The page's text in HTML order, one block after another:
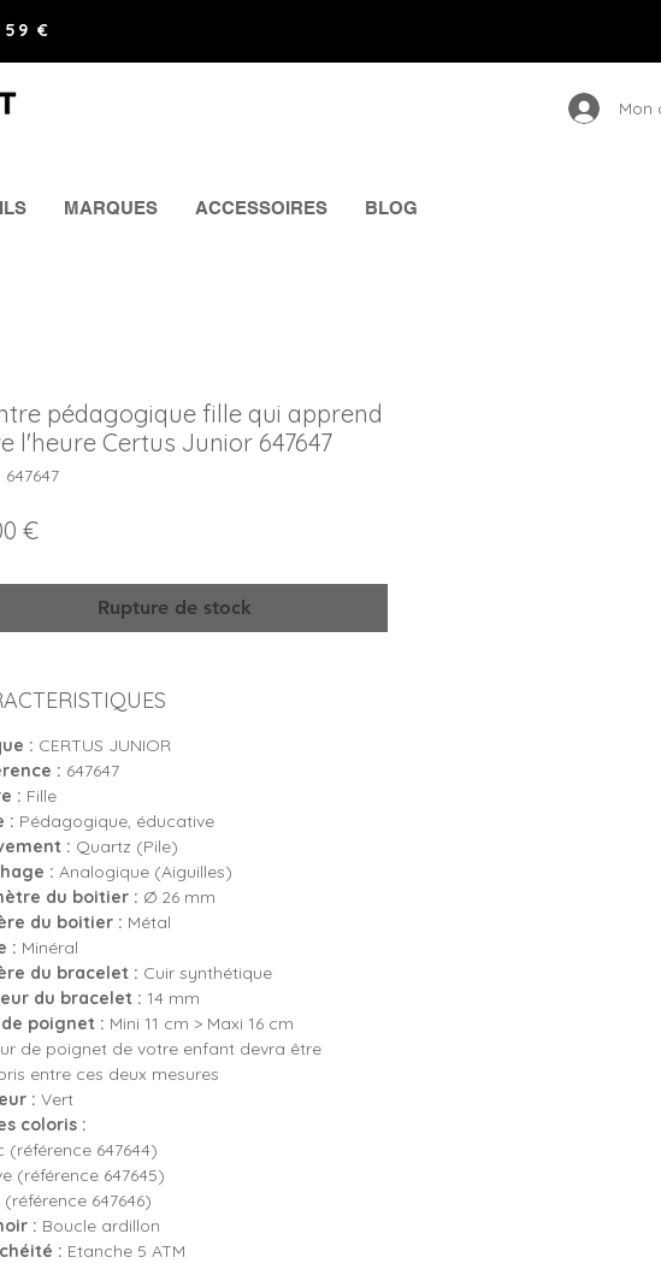
59 €
Mon
MARQUES ACCESSOIRES BLOG
pédagogique fille qui apprend
l'heure Certus Junior 647647
647647
€Prix
Rupture de stock
: CERTUS JUNIOR
: 647647
: Fille
: Pédagogique, éducative
: Quartz (Pile)
: Analogique (Aiguilles)
du boitier : Ø 26 mm
du boitier : Métal
: Minéral
du bracelet : Cuir synthétique
du bracelet : 14 mm
de poignet : Mini 11 cm > Maxi 16 cm
de poignet de votre enfant devra être
entre ces deux mesures
: Vert
coloris :
(référence 647644)
(référence 647645)
(référence 647646)
: Boucle ardillon
: Etanche 5 ATM